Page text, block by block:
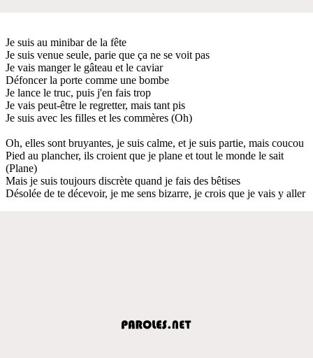
Je suis au minibar de la fête
Je suis venue seule, parie que ça ne se voit pas
Je vais manger le gâteau et le caviar
Défoncer la porte comme une bombe
Je lance le truc, puis j'en fais trop
Je vais peut-être le regretter, mais tant pis
Je suis avec les filles et les commères (Oh)
Oh, elles sont bruyantes, je suis calme, et je suis partie, mais coucou
Pied au plancher, ils croient que je plane et tout le monde le sait
(Plane)
Mais je suis toujours discrète quand je fais des bêtises
Désolée de te décevoir, je me sens bizarre, je crois que je vais y aller